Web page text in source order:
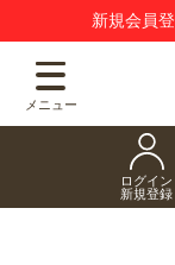
新規会員
メニュー
ログイン
新規登録